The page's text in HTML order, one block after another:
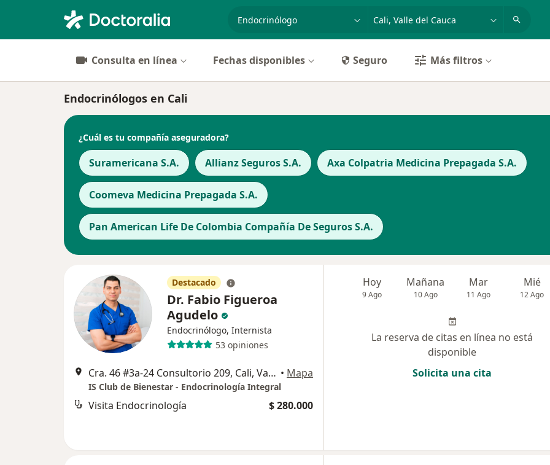
especialidad, enfermedad o nombre
Consulta en línea Fechas disponibles Seguro Más filtros
Endocrinólogos en Cali
¿Cuál es tu compañía aseguradora?
Suramericana S.A. Allianz Seguros S.A. Axa Colpatria Medicina Prepagada S.A.
Coomeva Medicina Prepagada S.A.
Pan American Life De Colombia Compañía De Seguros S.A.
Destacado
Dr. Fabio Figueroa
Agudelo
Endocrinólogo, Internista
53 opiniones
Cra. 46 #3a-24 Consultorio 209, Cali, Valle del Cauca, Cali • Mapa
IS Club de Bienestar - Endocrinología Integral
Visita Endocrinología $ 280.000
Hoy
9 Ago
Mañana
10 Ago
Mar
11 Ago
Mié
12 Ago
La reserva de citas en línea no está
disponible
Solicita una cita